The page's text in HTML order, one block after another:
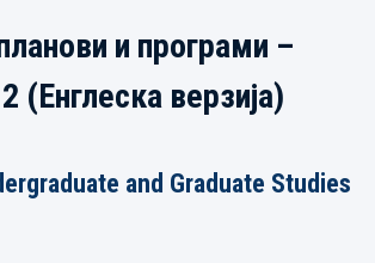
и програми –
(Енглеска верзија)
and Graduate Studies